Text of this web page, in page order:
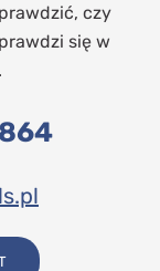
czy
się w